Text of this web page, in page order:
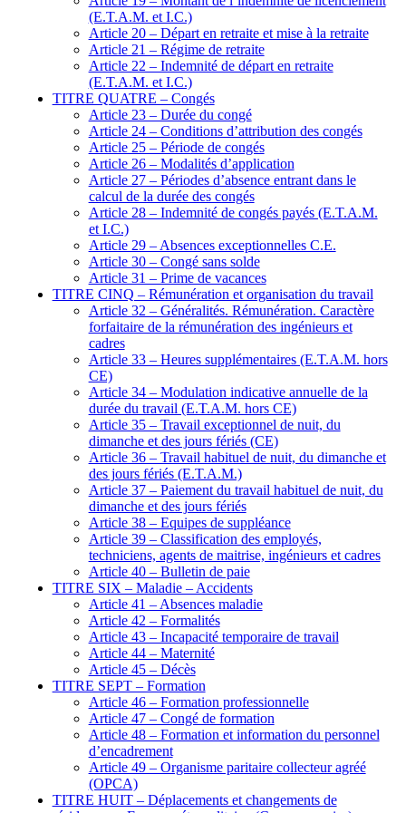
(E.T.A.M. et I.C.)
Article 20 – Départ en retraite et mise à la retraite
Article 21 – Régime de retraite
Article 22 – Indemnité de départ en retraite
(E.T.A.M. et I.C.)
TITRE QUATRE – Congés
Article 23 – Durée du congé
Article 24 – Conditions d’attribution des congés
Article 25 – Période de congés
Article 26 – Modalités d’application
Article 27 – Périodes d’absence entrant dans le
calcul de la durée des congés
Article 28 – Indemnité de congés payés (E.T.A.M.
et I.C.)
Article 29 – Absences exceptionnelles C.E.
Article 30 – Congé sans solde
Article 31 – Prime de vacances
TITRE CINQ – Rémunération et organisation du travail
Article 32 – Généralités. Rémunération. Caractère
forfaitaire de la rémunération des ingénieurs et
cadres
Article 33 – Heures supplémentaires (E.T.A.M. hors
CE)
Article 34 – Modulation indicative annuelle de la
durée du travail (E.T.A.M. hors CE)
Article 35 – Travail exceptionnel de nuit, du
dimanche et des jours fériés (CE)
Article 36 – Travail habituel de nuit, du dimanche et
des jours fériés (E.T.A.M.)
Article 37 – Paiement du travail habituel de nuit, du
dimanche et des jours fériés
Article 38 – Equipes de suppléance
Article 39 – Classification des employés,
techniciens, agents de maitrise, ingénieurs et cadres
Article 40 – Bulletin de paie
TITRE SIX – Maladie – Accidents
Article 41 – Absences maladie
Article 42 – Formalités
Article 43 – Incapacité temporaire de travail
Article 44 – Maternité
Article 45 – Décès
TITRE SEPT – Formation
Article 46 – Formation professionnelle
Article 47 – Congé de formation
Article 48 – Formation et information du personnel
d’encadrement
Article 49 – Organisme paritaire collecteur agréé
(OPCA)
TITRE HUIT – Déplacements et changements de